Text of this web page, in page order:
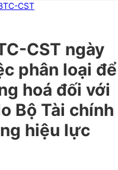
CST
CST ngày
phân loại để
hoá đối với
Bộ Tài chính
hiệu lực